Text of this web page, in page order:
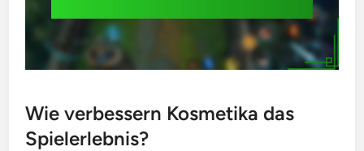
Wie verbessern Kosmetika das
Spielerlebnis?